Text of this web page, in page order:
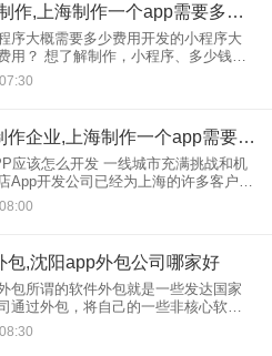
上海APP制作,上海制作一个app需要多少钱
序大概需要多少费用开发的小程序大
序、多少钱的
心被一些上海、小程序开发、公司，
开发市场比较混乱。引语之间也有很
上海app制作企业,上海制作一个app需要多少钱
应该怎么开发 一线城市充满挑战和机
App开发公司已经为上海的许多客户提
括成熟的合作伙伴和年轻的企业家，
感或奇思妙想。他们有的想做
包,沈阳app外包公司哪家好
包所谓的软件外包就是一些发达国家
通过外包，将自己的一些非核心软件
资源成本相对较低的国家开发，公
发的软件成本众所周知，软件开发